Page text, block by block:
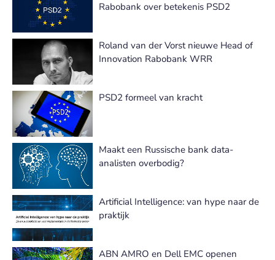
Rabobank over betekenis PSD2
Roland van der Vorst nieuwe Head of
Innovation Rabobank WRR
PSD2 formeel van kracht
Maakt een Russische bank data-
analisten overbodig?
Artificial Intelligence: van hype naar de
praktijk
ABN AMRO en Dell EMC openen